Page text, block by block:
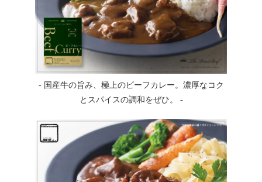
- 国産牛の旨み、極上のビーフカレー。濃厚なコク
とスパイスの調和をぜひ。 -